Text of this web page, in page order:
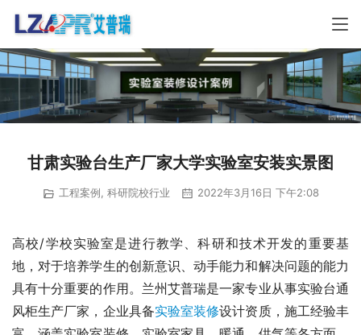
甘肃实验台生产厂家大学实验室安装实景图
工程案例, 科研院校行业 2022年3月16日 下午2:08
高校/学校实验室是进行教学、科研和技术开发的重要基
地，对于培养学生的创新意识、动手能力和解决问题的能力
具有十分重要的作用。兰州艾普瑞是一家专业从事实验台通
风柜生产厂家，企业具备实验室装修设计资质，施工经验丰